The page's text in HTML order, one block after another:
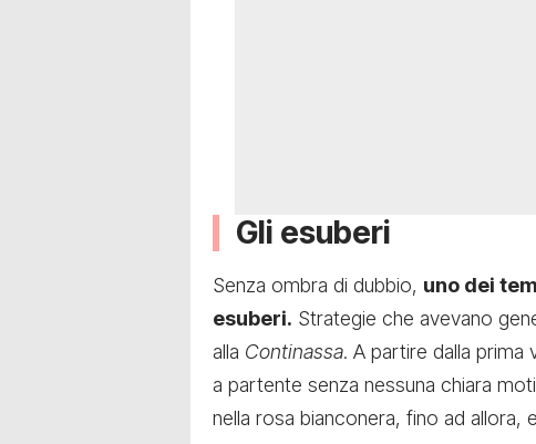
Gli esuberi
Senza ombra di dubbio, uno dei
esuberi. Strategie che avevano
alla Continassa. A partire dalla
a partente senza nessuna chiara
nella rosa bianconera, fino ad allora,